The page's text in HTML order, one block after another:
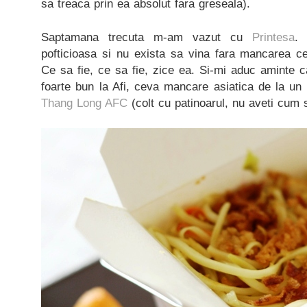
sa treaca prin ea absolut fara greseala).
Saptamana trecuta m-am vazut cu Printesa.
pofticioasa si nu exista sa vina fara mancarea
Ce sa fie, ce sa fie, zice ea. Si-mi aduc aminte
foarte bun la Afi, ceva mancare asiatica de la
Thang Long AFC (colt cu patinoarul, nu aveti cum